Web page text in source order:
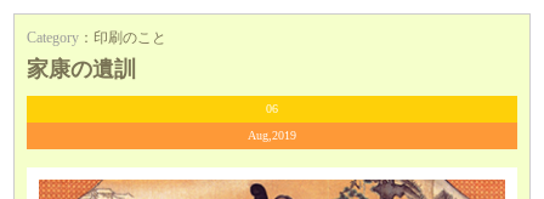
Category ： 印刷のこと
家康の遺訓
06
Aug,2019